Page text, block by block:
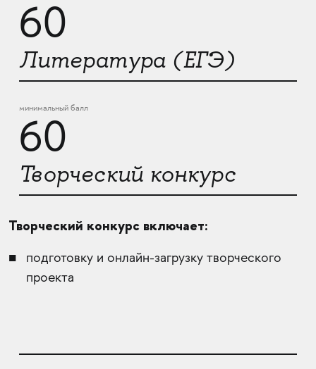
60
Литература (ЕГЭ)
минимальный балл
60
Творческий конкурс
Творческий конкурс включает:
подготовку и онлайн-загрузку творческого
проекта